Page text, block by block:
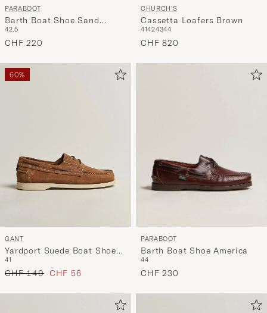
PARABOOT
Barth Boat Shoe Sand
Suede
42,5
CHF 220
CHURCH'S
Cassetta Loafers Brown
41424344
CHF 820
60%
GANT
Yardport Suede Boat Shoe
Warm Sand
41
Regulärer Preis
CHF 140 Reduzierter Preis
CHF 56
PARABOOT
Barth Boat Shoe America
44
CHF 230